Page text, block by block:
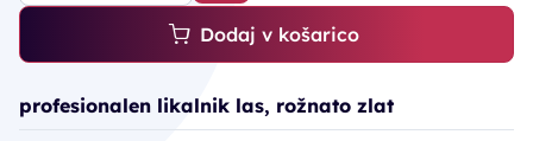
Dodaj v košarico
profesionalen likalnik las, rožnato zlat